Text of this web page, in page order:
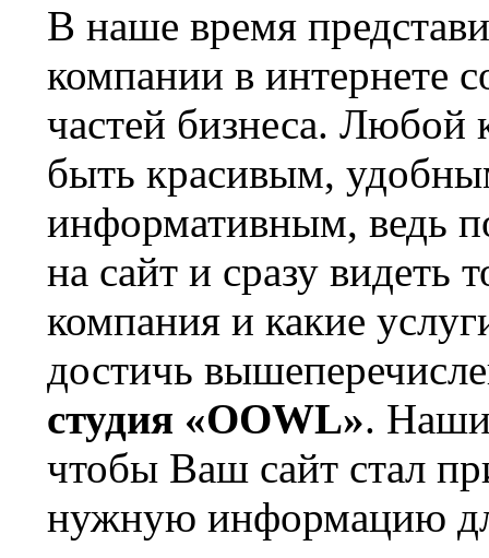
В наше время
компании в интернете
частей бизнеса. Любой
быть красивым,
информативным, ведь
на сайт и сразу видеть
компания и какие
достичь
студия «OOWL». Наши
чтобы Ваш сайт стал
нужную информацию